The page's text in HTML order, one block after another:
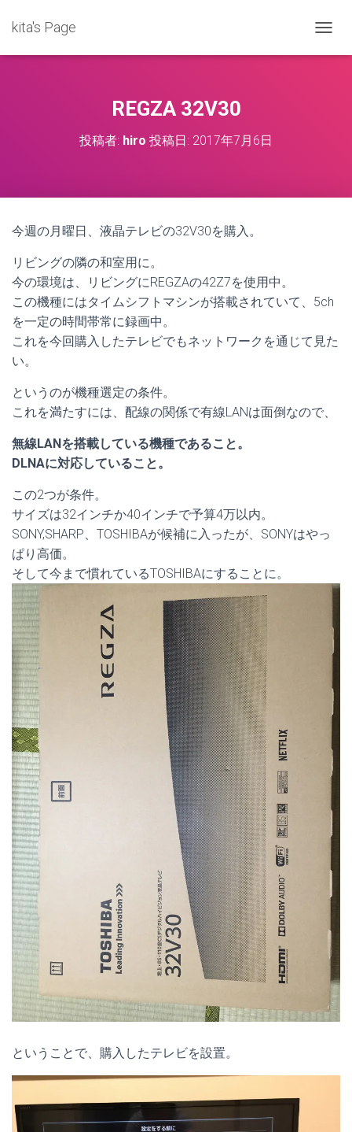
kita's Page
ビ
REGZA 32V30
投稿者: hiro 投稿日: 2017年7月6日
今週の月曜日、液晶テレビの32V30を購入。
リビングの隣の和室用に。
今の環境は、リビングにREGZAの42Z7を使用中。
この機種にはタイムシフトマシンが搭載されていて、5ch
を一定の時間帯常に録画中。
これを今回購入したテレビでもネットワークを通じて見た
い。
というのが機種選定の条件。
これを満たすには、配線の関係で有線LANは面倒なので、
無線LANを搭載している機種であること。
DLNAに対応していること。
この2つが条件。
サイズは32インチか40インチで予算4万以内。
SONY,SHARP、TOSHIBAが候補に入ったが、SONYはやっ
ぱり高価。
そして今まで慣れているTOSHIBAにすることに。
ということで、購入したテレビを設置。